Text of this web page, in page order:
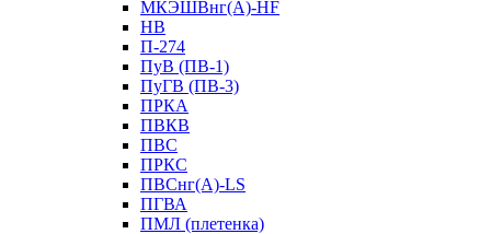
МКЭШВнг(А)-HF
НВ
П-274
ПуВ (ПВ-1)
ПуГВ (ПВ-3)
ПРКА
ПВКВ
ПВС
ПРКС
ПВСнг(А)-LS
ПГВА
ПМЛ (плетенка)